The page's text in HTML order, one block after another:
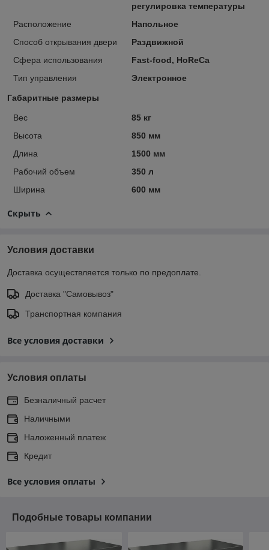
регулировка температуры
Расположение
Напольное
Способ открывания двери
Раздвижной
Сфера использования
Fast-food, HoReCa
Тип управления
Электронное
Габаритные размеры
Вес
85 кг
Высота
850 мм
Длина
1500 мм
Рабочий объем
350 л
Ширина
600 мм
Скрыть
Условия доставки
Доставка осуществляется только по предоплате.
Доставка "Самовывоз"
Транспортная компания
Все условия доставки
Условия оплаты
Безналичный расчет
Наличными
Наложенный платеж
Кредит
Все условия оплаты
Подобные товары компании